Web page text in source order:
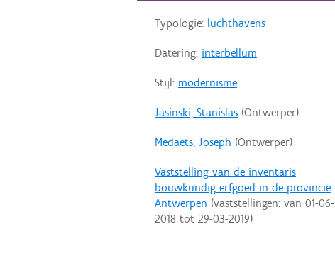
Typologie: luchthavens
Datering: interbellum
Stijl: modernisme
Jasinski, Stanislas(Ontwerper)
Medaets, Joseph (Ontwerper)
Vaststelling van de inventaris
bouwkundig erfgoed in de provincie
Antwerpen (vaststellingen: van 01-06-
2018tot 29-03-2019)